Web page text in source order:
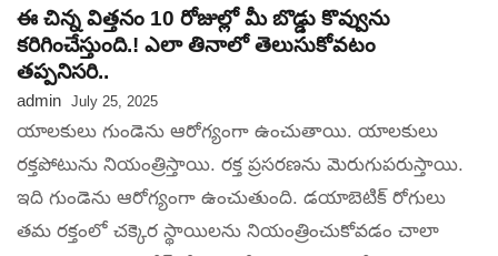
ఈ చిన్న విత్తనం 10 రోజుల్లో మీ బొడ్డు కొవ్వును
కరిగించేస్తుంది.! ఎలా తినాలో తెలుసుకోవటం
తప్పనిసరి..
admin July 25, 2025
యాలకులు గుండెను ఆరోగ్యంగా ఉంచుతాయి. యాలకులు
రక్తపోటును నియంత్రిస్తాయి. రక్త ప్రసరణను మెరుగుపరుస్తాయి.
ఇది గుండెను ఆరోగ్యంగా ఉంచుతుంది. డయాబెటిక్ రోగులు
తమ రక్తంలో చక్కెర స్థాయిలను నియంత్రించుకోవడం చాలా